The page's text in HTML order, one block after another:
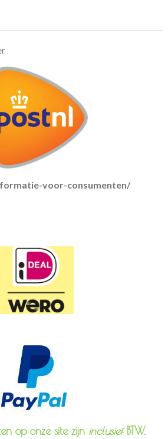
voor-consumenten/
op onze site zijn inclusiefBTW.